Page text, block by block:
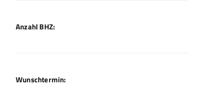
Anzahl BHZ:
Wunschtermin: